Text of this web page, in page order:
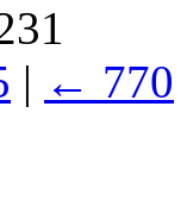
| ← 770